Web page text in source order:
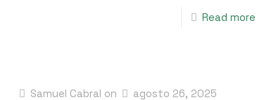
Read more
Samuel Cabral on agosto 26, 2025